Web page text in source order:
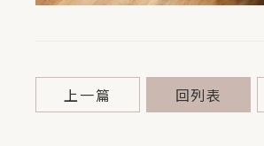
上一篇 回列表